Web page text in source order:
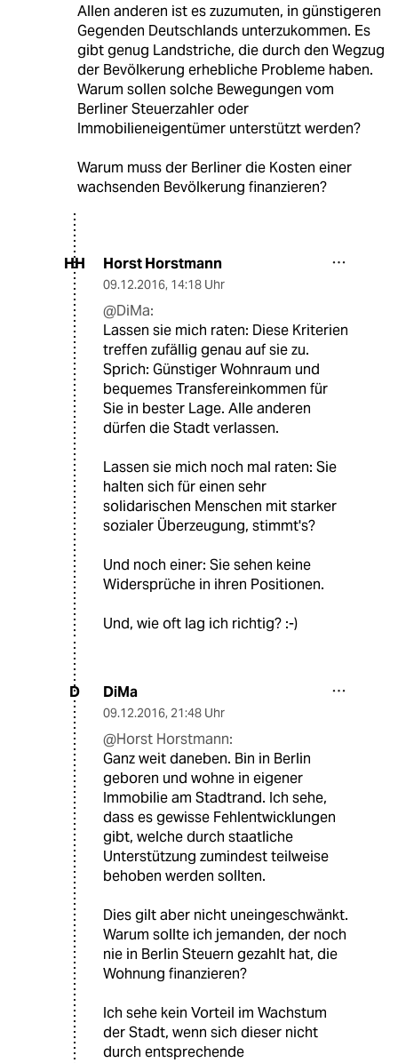
Allen anderen ist es zuzumuten, in günstigeren
Gegenden Deutschlands unterzukommen. Es
gibt genug Landstriche, die durch den Wegzug
der Bevölkerung erhebliche Probleme haben.
Warum sollen solche Bewegungen vom
Berliner Steuerzahler oder
Immobilieneigentümer unterstützt werden?
Warum muss der Berliner die Kosten einer
wachsenden Bevölkerung finanzieren?
HH Horst Horstmann
09.12.2016, 14:18 Uhr
@DiMa:
Lassen sie mich raten: Diese Kriterien
treffen zufällig genau auf sie zu.
Sprich: Günstiger Wohnraum und
bequemes Transfereinkommen für
Sie in bester Lage. Alle anderen
dürfen die Stadt verlassen.
Lassen sie mich noch mal raten: Sie
halten sich für einen sehr
solidarischen Menschen mit starker
sozialer Überzeugung, stimmt's?
Und noch einer: Sie sehen keine
Widersprüche in ihren Positionen.
Und, wie oft lag ich richtig? :-)
D DiMa
09.12.2016, 21:48 Uhr
@Horst Horstmann:
Ganz weit daneben. Bin in Berlin
geboren und wohne in eigener
Immobilie am Stadtrand. Ich sehe,
dass es gewisse Fehlentwicklungen
gibt, welche durch staatliche
Unterstützung zumindest teilweise
behoben werden sollten.
Dies gilt aber nicht uneingeschwänkt.
Warum sollte ich jemanden, der noch
nie in Berlin Steuern gezahlt hat, die
Wohnung finanzieren?
Ich sehe kein Vorteil im Wachstum
der Stadt, wenn sich dieser nicht
durch entsprechende